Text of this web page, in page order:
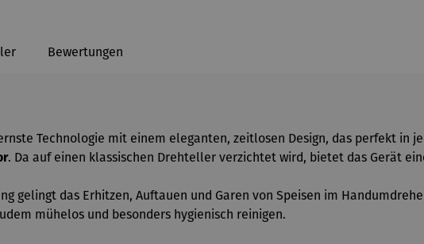
Bewertungen
Technologie mit einem eleganten, zeitlosen Design, das perfekt in
. Da auf einen klassischen Drehteller verzichtet wird, bietet das Gerät
gelingt das Erhitzen, Auftauen und Garen von Speisen im
mühelos und besonders hygienisch reinigen.